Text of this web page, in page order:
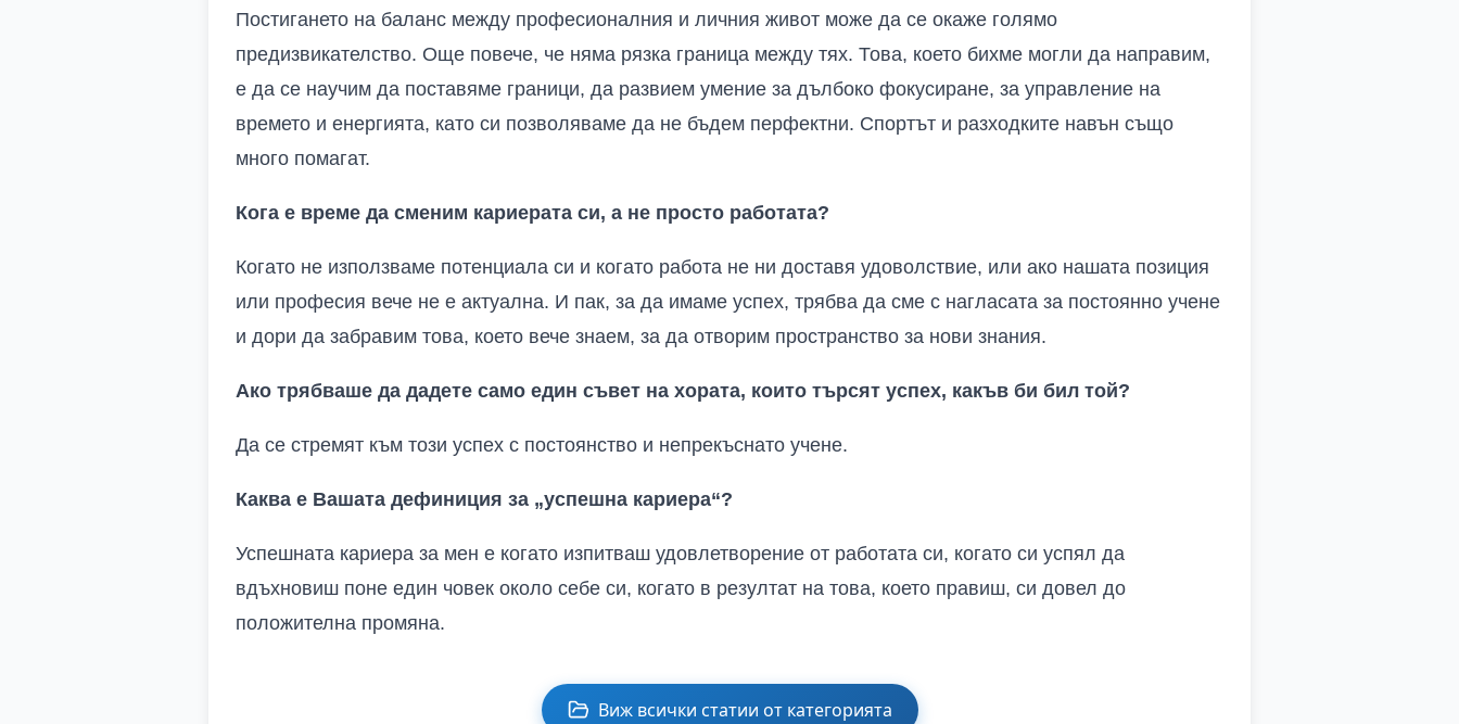
Постигането на баланс между професионалния и личния живот може да се окаже голямо
предизвикателство. Още повече, че няма рязка граница между тях. Това, което бихме могли да направим,
е да се научим да поставяме граници, да развием умение за дълбоко фокусиране, за управление на
времето и енергията, като си позволяваме да не бъдем перфектни. Спортът и разходките навън също
много помагат.
Кога е време да сменим кариерата си, а не просто работата?
Когато не използваме потенциала си и когато работа не ни доставя удоволствие, или ако нашата позиция
или професия вече не е актуална. И пак, за да имаме успех, трябва да сме с нагласата за постоянно учене
и дори да забравим това, което вече знаем, за да отворим пространство за нови знания.
Ако трябваше да дадете само един съвет на хората, които търсят успех, какъв би бил той?
Да се стремят към този успех с постоянство и непрекъснато учене.
Каква е Вашата дефиниция за „успешна кариера“?
Успешната кариера за мен е когато изпитваш удовлетворение от работата си, когато си успял да
вдъхновиш поне един човек около себе си, когато в резултат на това, което правиш, си довел до
положителна промяна.
Виж всички статии от категорията